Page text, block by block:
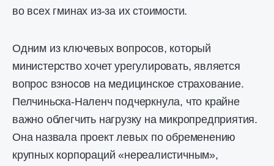
во всех гминах из-за их стоимости.
Одним из ключевых вопросов, который
министерство хочет урегулировать, является
вопрос взносов на медицинское страхование.
Пелчиньска-Наленч подчеркнула, что крайне
важно облегчить нагрузку на микропредприятия.
Она назвала проект левых по обременению
крупных корпораций «нереалистичным»,